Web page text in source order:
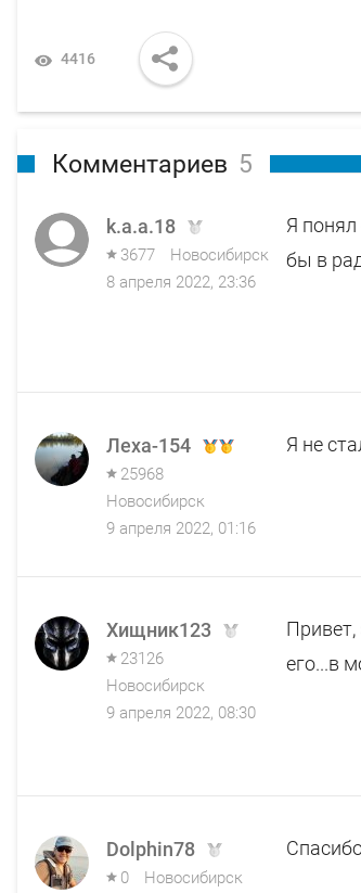
4416
Комментариев 5
k.a.a.18
3677
Новосибирск
8 апреля 2022, 23:36
Я понял
бы в
Леха-154
25968
Новосибирск
9 апреля 2022, 01:16
Я не
Хищник123
23126
Новосибирск
9 апреля 2022, 08:30
Привет,
его...в
Dolphin78
0
Новосибирск